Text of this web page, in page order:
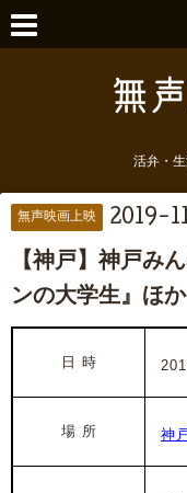
活弁・
無声映画上映 2019-
【神戸】神戸み
ンの大学生』ほか
日 時
場 所 神